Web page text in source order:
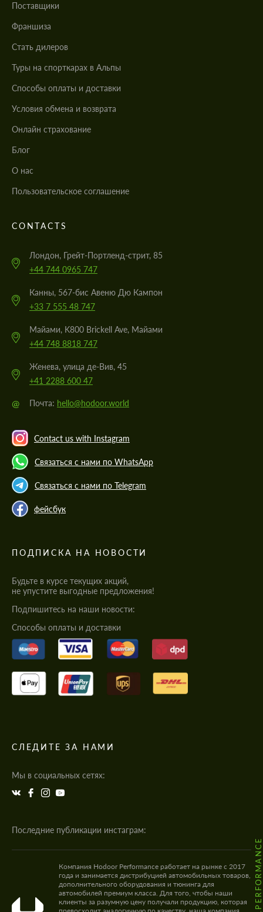
Поставщики
Франшиза
Стать дилеров
Туры на спорткарах в Альпы
Cпособы оплаты и доставки
Условия обмена и возврата
Онлайн страхование
Блог
О нас
Пользовательское соглашение
CONTACTS
Лондон, Грейт-Портленд-стрит, 85
+44 744 0965 747
Канны, 567-бис Авеню Дю Кампон
+33 7 555 48 747
Майами, K800 Brickell Ave, Майами
+44 748 8818 747
Женева, улица де-Вив, 45
+41 2288 600 47
@ Почта: hello@hodoor.world
Contact us with Instagram
Связаться с нами по WhatsApp
Связаться с нами по Telegram
фейсбук
ПОДПИСКА НА НОВОСТИ
Будьте в курсе текущих акций,
не упустите выгодные предложения!
Подпишитесь на наши новости:
Cпособы оплаты и доставки
СЛЕДИТЕ ЗА НАМИ
Мы в социальных сетях:
Последние публикации инстаграм:
Компания Hodoor Performance работает на рынке с 2017
года и занимается дистрибуцией автомобильных товаров,
дополнительного оборудования и тюнинга для
автомобилей премиум класса. Для того, чтобы наши
клиенты за разумную цену получали продукцию, которая